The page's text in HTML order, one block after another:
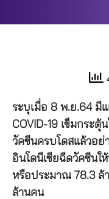
ระบุเมื่อ 8 พ.ย.64 มี
COVID-19 เข็มกระ
วัคซีนครบโดสแล้วอ
อินโดนีเซียฉีดวัคซีนใ
หรือประมาณ 78.3 ล้
ล้านคน